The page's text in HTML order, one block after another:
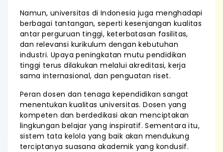
Namun, universitas di Indonesia juga menghadapi
berbagai tantangan, seperti kesenjangan kualitas
antar perguruan tinggi, keterbatasan fasilitas,
dan relevansi kurikulum dengan kebutuhan
industri. Upaya peningkatan mutu pendidikan
tinggi terus dilakukan melalui akreditasi, kerja
sama internasional, dan penguatan riset.
Peran dosen dan tenaga kependidikan sangat
menentukan kualitas universitas. Dosen yang
kompeten dan berdedikasi akan menciptakan
lingkungan belajar yang inspiratif. Sementara itu,
sistem tata kelola yang baik akan mendukung
terciptanya suasana akademik yang kondusif.